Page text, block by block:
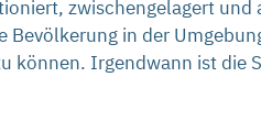
zwischengelagert und
in der
können. Irgendwann ist die